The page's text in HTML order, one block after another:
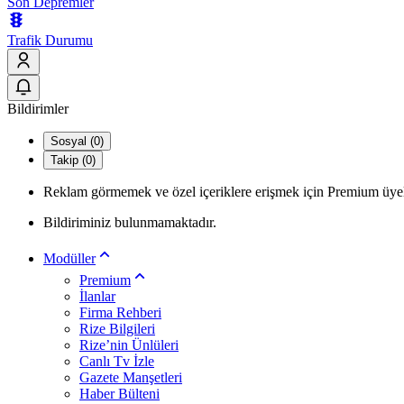
Trafik Durumu
Bildirimler
Sosyal (0)
Takip (0)
Reklam görmemek ve özel içeriklere erişmek için Premium
Bildiriminiz bulunmamaktadır.
Modüller
Premium
İlanlar
Firma Rehberi
Rize Bilgileri
Rize’nin Ünlüleri
Canlı Tv İzle
Gazete Manşetleri
Haber Bülteni